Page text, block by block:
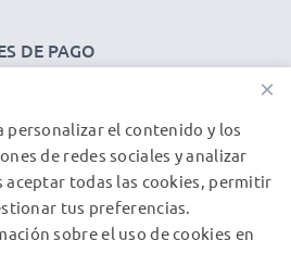
DE PAGO
DE ENVÍO
IVA y excluyen los costos de envío.
×
personalizar el contenido y los
de redes sociales y analizar
todas las cookies, permitir
tus preferencias.
sobre el uso de cookies en